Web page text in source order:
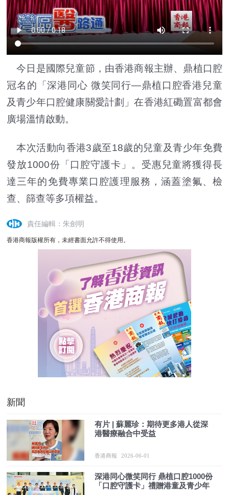
今日是國際兒童節，由香港商報主辦、鼎植口腔
冠名的「深港同心 微笑同行—鼎植口腔香港兒童
及青少年口腔健康關愛計劃」在香港紅磡置富都會
廣場溫情啟動。
本次活動向香港3歲至18歲的兒童及青少年免費
發放1000份「口腔守護卡」。受惠兒童將獲得長
達三年的免費專業口腔護理服務，涵蓋塗氟、檢
查、篩查等多項權益。
責任編輯：朱劍明
香港商報版權所有，未經書面允許不得使用。
新聞
有片 | 蘇麗珍：期待更多港人從深
港醫療融合中受益
香港商報 2026-06-01
深港同心微笑同行 鼎植口腔1000份
「口腔守護卡」禮贈港童及青少年